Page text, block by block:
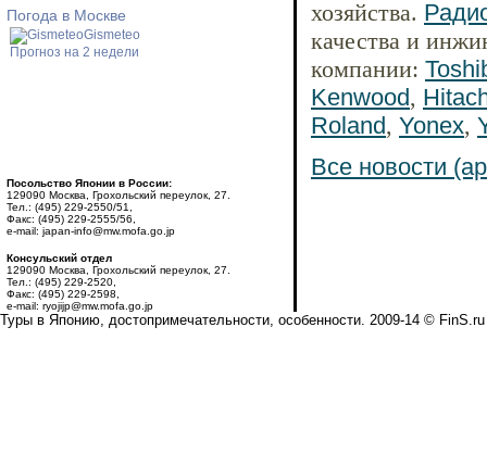
Погода в Москве
Gismeteo
Прогноз на 2 недели
Посольство Японии в России:
129090 Москва, Грохольский переулок, 27.
Тел.: (495) 229-2550/51,
Факс: (495) 229-2555/56,
e-mail: japan-info@mw.mofa.go.jp
Консульский отдел
129090 Москва, Грохольский переулок, 27.
Тел.: (495) 229-2520,
Факс: (495) 229-2598,
e-mail: ryojijp@mw.mofa.go.jp
хозяйства.
качества и
компании:
Kenwood,
Roland, Yonex,
Все новости
Туры в Японию, достопримечательности, особенности. 2009-14 © FinS.ru